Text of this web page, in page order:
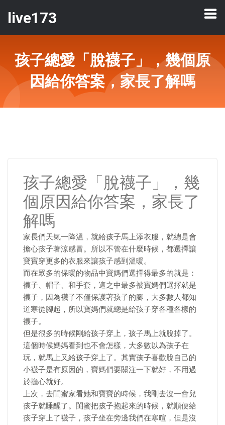
live173
孩子總愛「脫襪子」，幾個原
因給你答案，家長了解嗎
孩子總愛「脫襪子」，幾
個原因給你答案，家長了
解嗎
家長們天氣一降溫，就給孩子馬上添衣服，就總是會
擔心孩子著涼感冒。所以不管在什麼時候，都選擇讓
寶寶穿更多的衣服來讓孩子感到溫暖。
而在眾多的保暖的物品中寶媽們選擇得最多的就是：
襪子、帽子、和手套，這之中最多被寶媽們選擇就是
襪子，因為襪子不僅保護著孩子的腳，大多數人都知
道寒從腳起，所以寶媽們就總是給孩子穿各種各樣的
襪子。
但是很多的時候剛給孩子穿上，孩子馬上就脫掉了。
這個時候媽媽看到也不會怎樣，大多數以為孩子在
玩，就馬上又給孩子穿上了。其實孩子喜歡脫自己的
小襪子是有原因的，寶媽們要關注一下就好，不用過
於擔心就好。
上次，去閨蜜家看她和寶寶的時候，我剛去沒一會兒
孩子就睡醒了。閨蜜把孩子抱起來的時候，就順便給
孩子穿上了襪子，孩子坐在旁邊我們在寒暄，但是沒